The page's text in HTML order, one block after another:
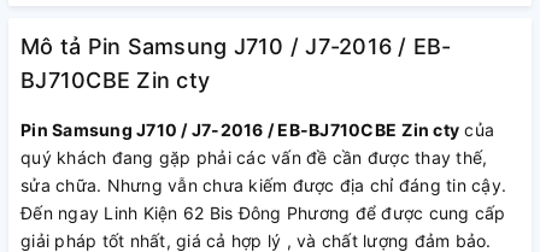
Mô tả Pin Samsung J710 / J7-2016 / EB-
BJ710CBE Zin cty
Pin Samsung J710 / J7-2016 / EB-BJ710CBE Zin cty của
quý khách đang gặp phải các vấn đề cần được thay thế,
sửa chữa. Nhưng vẫn chưa kiếm được địa chỉ đáng tin cậy.
Đến ngay Linh Kiện 62 Bis Đông Phương để được cung cấp
giải pháp tốt nhất, giá cả hợp lý , và chất lượng đảm bảo.